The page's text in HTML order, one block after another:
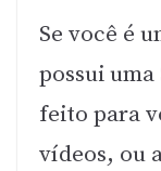
Se você é
possui
feito para
vídeos, ou